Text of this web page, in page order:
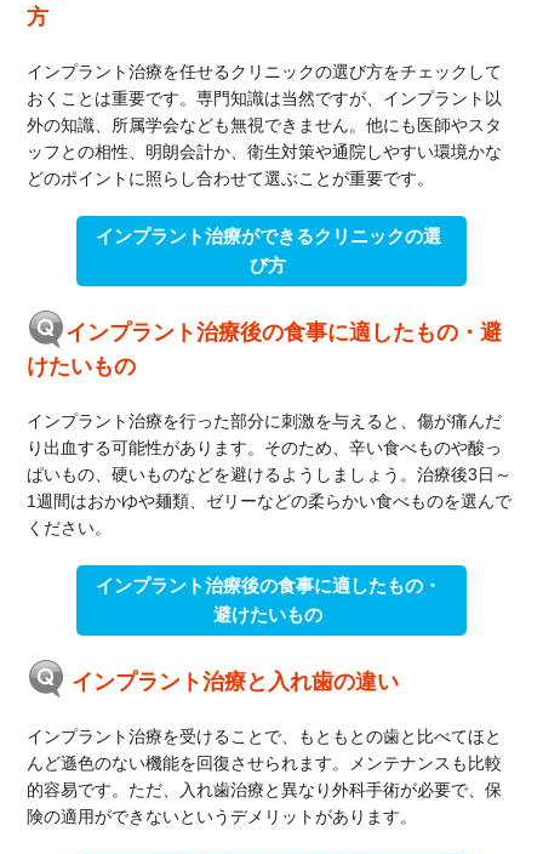
方
インプラント治療を任せるクリニックの選び方をチェックして
おくことは重要です。専門知識は当然ですが、インプラント以
外の知識、所属学会なども無視できません。他にも医師やスタ
ッフとの相性、明朗会計か、衛生対策や通院しやすい環境かな
どのポイントに照らし合わせて選ぶことが重要です。
インプラント治療ができるクリニックの選
び方
インプラント治療後の食事に適したもの・避
けたいもの
インプラント治療を行った部分に刺激を与えると、傷が痛んだ
り出血する可能性があります。そのため、辛い食べものや酸っ
ぱいもの、硬いものなどを避けるようしましょう。治療後3日～
1週間はおかゆや麺類、ゼリーなどの柔らかい食べものを選んで
ください。
インプラント治療後の食事に適したもの・
避けたいもの
インプラント治療と入れ歯の違い
インプラント治療を受けることで、もともとの歯と比べてほと
んど遜色のない機能を回復させられます。メンテナンスも比較
的容易です。ただ、入れ歯治療と異なり外科手術が必要で、保
険の適用ができないというデメリットがあります。